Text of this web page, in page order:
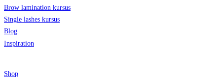
Brow lamination kursus
Single lashes kursus
Blog
Inspiration
Shop